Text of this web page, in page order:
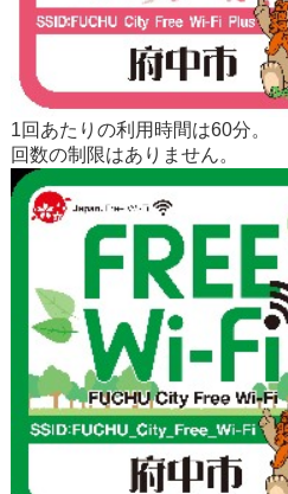
1回あたりの利用時間は60分。
回数の制限はありません。